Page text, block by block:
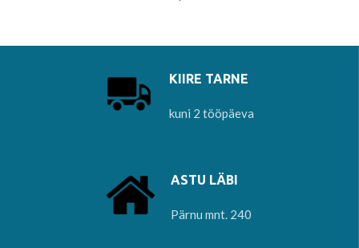
KIIRE TARNE
kuni 2 tööpäeva
ASTU LÄBI
Pärnu mnt. 240